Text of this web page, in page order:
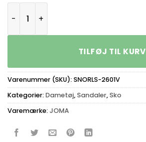
TILFØJ TIL KURV
Varenummer (SKU): SNORLS-2601V
Kategorier: Dametøj,Sandaler,Sko
Varemærke: JOMA